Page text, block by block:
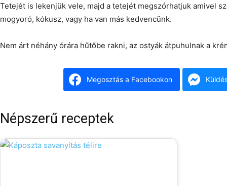
Tetejét is lekenjük vele, majd a tetejét megszórhatjuk amivel
mogyoró, kókusz, vagy ha van más kedvencünk.
Nem árt néhány órára hűtőbe rakni, az ostyák átpuhulnak a
Megosztás a Facebookon
Népszerű receptek